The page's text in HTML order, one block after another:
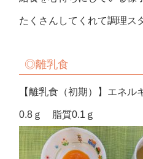
たくさんしてくれて調理ス
◎離乳食
【離乳食（初期）】エネ
0.8ｇ 脂質0.1ｇ